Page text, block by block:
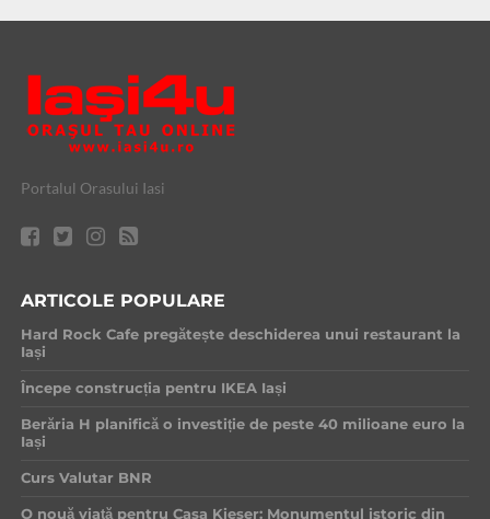
Portalul Orasului Iasi
ARTICOLE POPULARE
Hard Rock Cafe pregătește deschiderea unui restaurant la
Iași
Începe construcția pentru IKEA Iași
Berăria H planifică o investiție de peste 40 milioane euro la
Iași
Curs Valutar BNR
O nouă viață pentru Casa Kieser: Monumentul istoric din